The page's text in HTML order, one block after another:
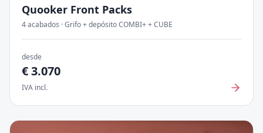
Quooker Front Packs
4acabados ·Grifo + depósito COMBI+ + CUBE
desde
€3.070
IVA incl.